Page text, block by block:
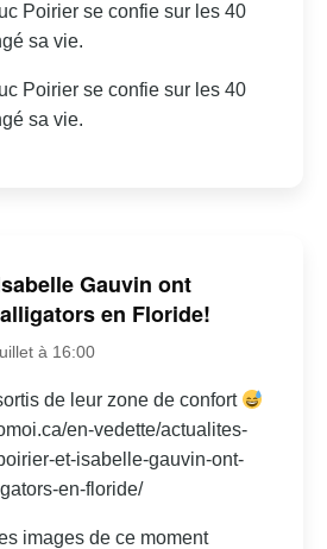
Poirier se confie sur les 40
sa vie.
Poirier se confie sur les 40
sa vie.
Gauvin ont
en Floride!
à 16:00
de leur zone de confort
en-vedette/actualites-
et-isabelle-gauvin-ont-
en-floride/
images de ce moment